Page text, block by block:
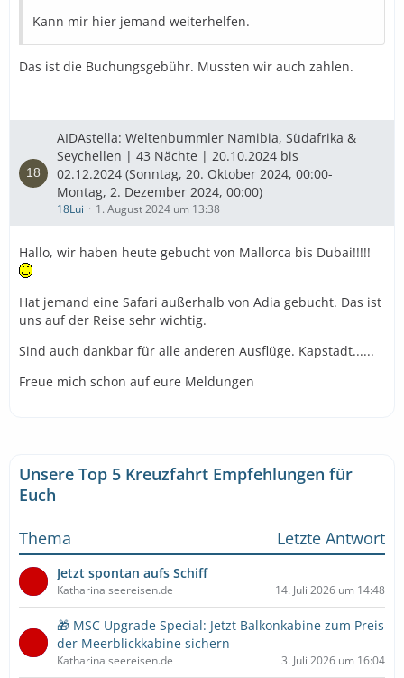
Kann mir hier jemand weiterhelfen.
Das ist die Buchungsgebühr. Mussten wir auch zahlen.
AIDAstella: Weltenbummler Namibia, Südafrika &
Seychellen | 43 Nächte | 20.10.2024 bis
02.12.2024 (Sonntag, 20. Oktober 2024, 00:00-
Montag, 2. Dezember 2024, 00:00)
18Lui 1. August 2024 um 13:38
Hallo, wir haben heute gebucht von Mallorca bis Dubai!!!!!
Hat jemand eine Safari außerhalb von Adia gebucht. Das ist
uns auf der Reise sehr wichtig.
Sind auch dankbar für alle anderen Ausflüge. Kapstadt......
Freue mich schon auf eure Meldungen
Unsere Top 5 Kreuzfahrt Empfehlungen für
Euch
Thema
Letzte Antwort
Jetzt spontan aufs Schiff
Katharina seereisen.de 14. Juli 2026 um 14:48
🎁 MSC Upgrade Special: Jetzt Balkonkabine zum Preis
der Meerblickkabine sichern
Katharina seereisen.de 3. Juli 2026 um 16:04